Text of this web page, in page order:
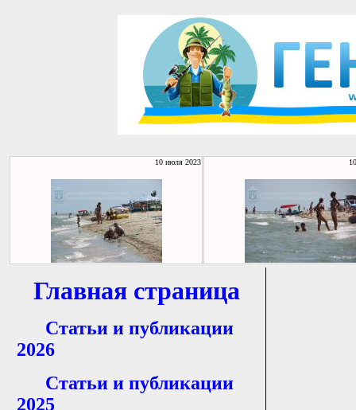
10 июля 2023
Главная страница
Статьи и публикации
2026
Статьи и публикации
2025